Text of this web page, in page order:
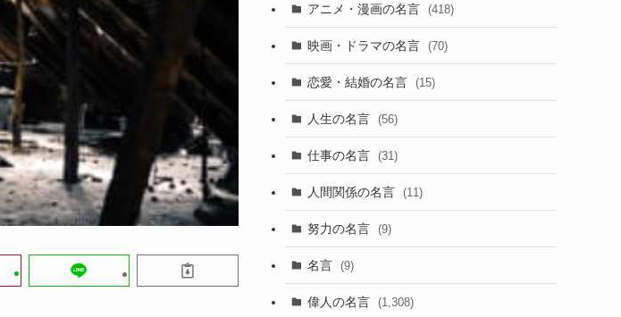
アニメ・漫画の名言 (418)
映画・ドラマの名言 (70)
恋愛・結婚の名言 (15)
人生の名言 (56)
仕事の名言 (31)
人間関係の名言 (11)
努力の名言 (9)
名言 (9)
偉人の名言 (1,308)